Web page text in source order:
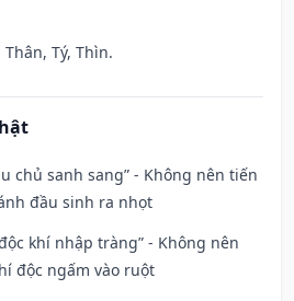
Tý, Thìn.
chủ sanh sang” - Không nên tiến
đầu sinh ra nhọt
khí nhập tràng” - Không nên
độc ngấm vào ruột